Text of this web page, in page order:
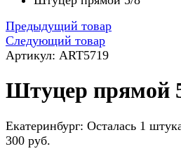
Предыдущий товар
Следующий товар
Артикул: ART5719
Штуцер прямой
Екатеринбург: Осталась 1
300 руб.